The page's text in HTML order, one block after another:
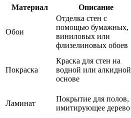
Материал Описание
Обои
Отделка стен с
помощью бумажных,
виниловых или
флизелиновых обоев
Покраска
Краска для стен на
водной или алкидной
основе
Ламинат
Покрытие для полов,
имитирующее дерево